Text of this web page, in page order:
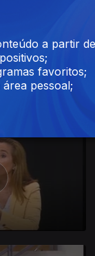
a partir
favoritos;
pessoal;